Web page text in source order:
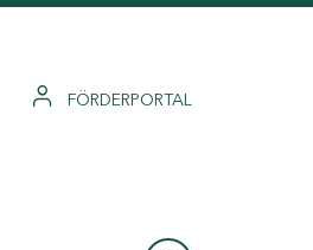
FÖRDERPORTAL